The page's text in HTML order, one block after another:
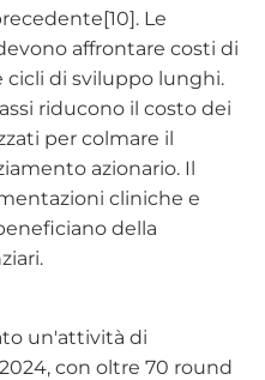
Le
affrontare costi di
cicli di sviluppo lunghi.
riducono il costo dei
per colmare il
azionario. Il
cliniche e
della
un'attività di
con oltre 70 round